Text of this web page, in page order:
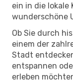
ein in die lokale
wunderschöne
Ob Sie durch
einem der
Stadt
entspannen
erleben